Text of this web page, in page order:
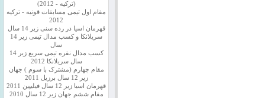
(تركيه - 2012)
مقام اول تیمی مسابقات قونیه - ترکیه
2012
قهرمان اسیا در رده سنی زیر 14 سال
سريلانكا و کسب مدال تیمی زیر 14
سال
کسب مدال نقره تیمی سریع زیر 14
سال سریلانکا 2012
مقام چهارم (مشترک با سوم ) جهان
زیر 12 سال برزیل 2011
قهرمان اسيا زير 12 سال فیلیپین 2011
مقام ششم جهان زیر 12 سال 2010